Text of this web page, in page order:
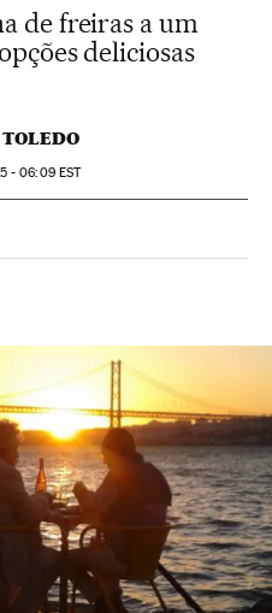
de freiras a um
deliciosas
- 06:09EST
Sociales